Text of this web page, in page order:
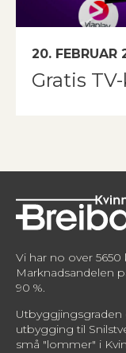
20. FEBRUAR
Gratis
Vi har no over 5650
Marknadsandelen
90 %.
Utbyggjingsgraden
utbygging til
små "lommer" i